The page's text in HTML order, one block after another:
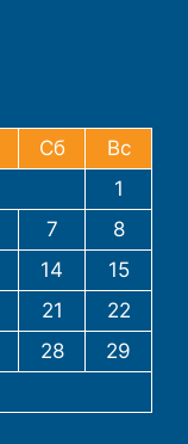
Сб
Вс
1
7
8
14
15
21
22
28
29